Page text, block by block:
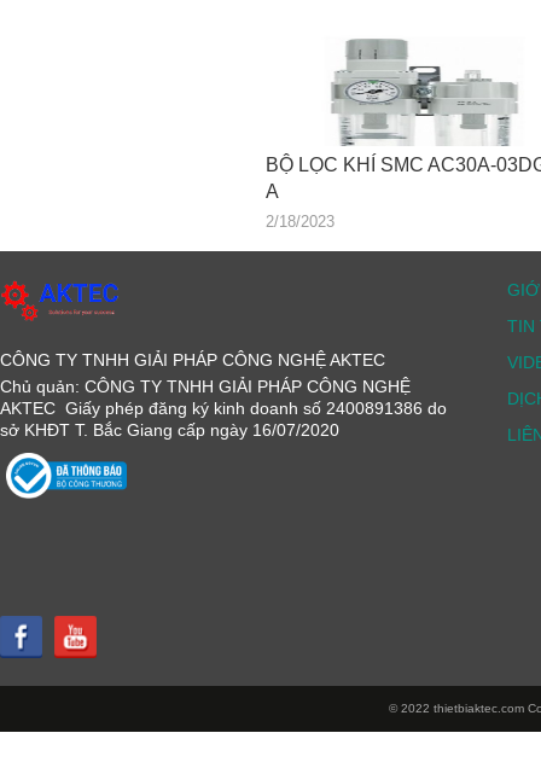
BỘ LỌC KHÍ SMC AC30A-
A
2/18/2023
CÔNG TY TNHH GIẢI PHÁP CÔNG NGHỆ AKTEC
Chủ quản: CÔNG TY TNHH GIẢI PHÁP CÔNG NGHỆ
AKTEC Giấy phép đăng ký kinh doanh số 2400891386 do
sở KHĐT T. Bắc Giang cấp ngày 16/07/2020
TIN
© 2022 thietbiaktec.com